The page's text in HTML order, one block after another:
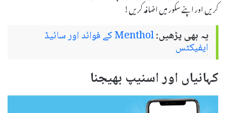
کریں اور اپنے سکور میں اضافہ کریں!
یہ بھی پڑھیں: Menthol کے فوائد اور سائیڈ
ایفیکٹس
کہانیاں اور اسنیپ بھیجنا